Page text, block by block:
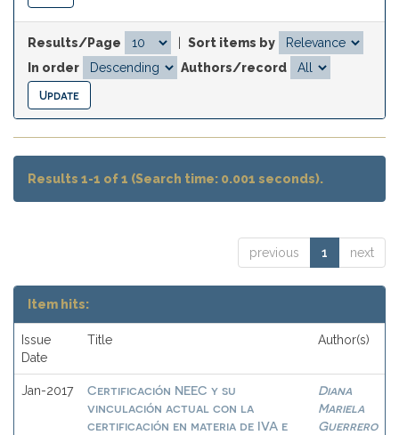
Results/Page
Sort items by
In order
Authors/record
Results 1-1 of 1 (Search time: 0.001 seconds).
previous 1 next
Item hits:
Issue
Date
Title Author(s)
Jan-2017
Certificación NEEC y su
vinculación actual con la
certificación en materia de IVA e
Diana
Mariela
Guerrero